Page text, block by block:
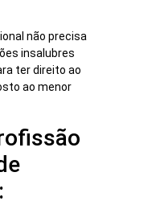
não precisa
insalubres
ter direito ao
ao menor